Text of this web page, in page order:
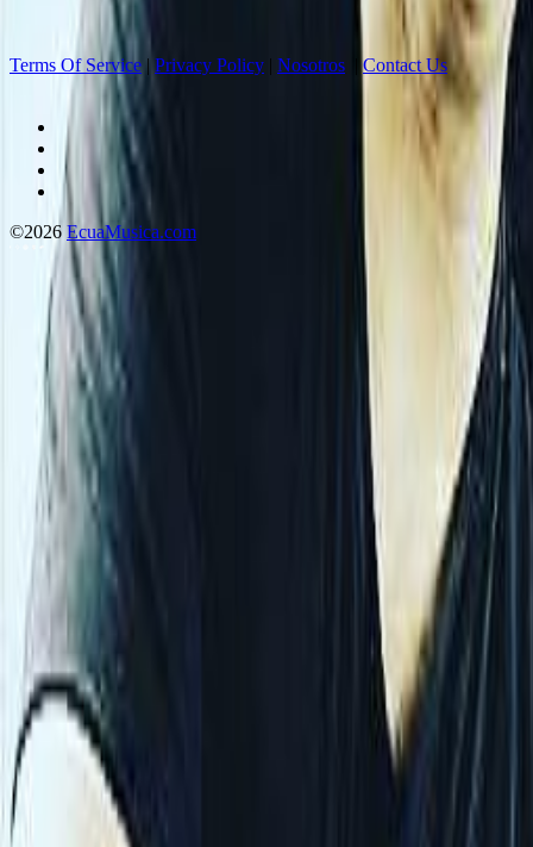
Terms Of Service | Privacy Policy | Nosotros Contact Us
©2026 EcuaMusica.com